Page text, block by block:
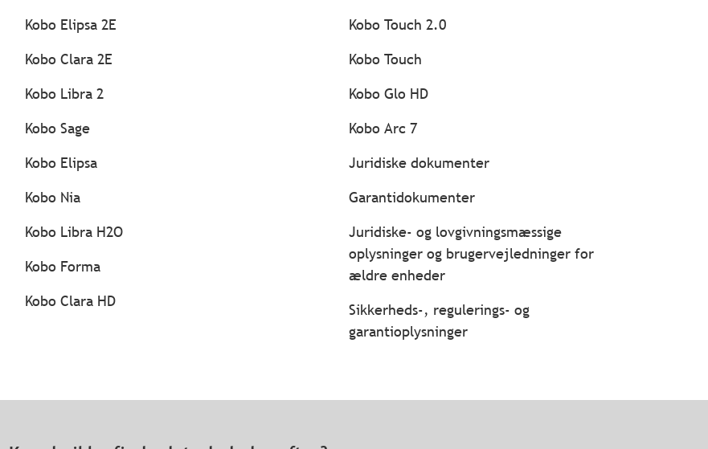
Kobo Elipsa 2E
Kobo Clara 2E
Kobo Libra 2
Kobo Sage
Kobo Elipsa
Kobo Nia
Kobo Libra H2O
Kobo Forma
Kobo Clara HD
Kobo Touch 2.0
Kobo Touch
Kobo Glo HD
Kobo Arc 7
Juridiske dokumenter
Garantidokumenter
Juridiske- og lovgivningsmæssige
oplysninger og brugervejledninger for
ældre enheder
Sikkerheds-, regulerings- og
garantioplysninger